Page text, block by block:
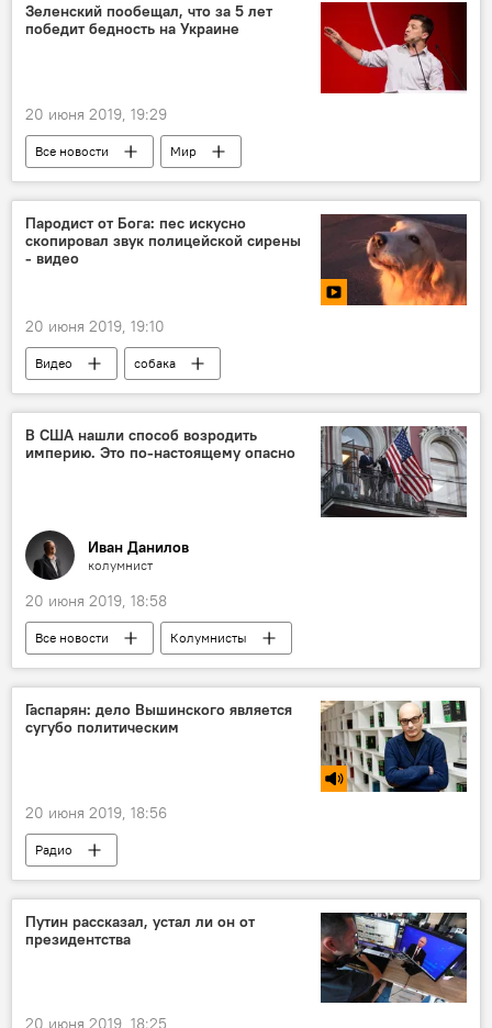
Прямая линия
Зеленский пообещал, что за 5 лет
победит бедность на Украине
20 июня 2019, 19:29
Все новости
Мир
Владимир Зеленский
Украина
бедность
Пародист от Бога: пес искусно
скопировал звук полицейской сирены
- видео
20 июня 2019, 19:10
Видео собака
В США нашли способ возродить
империю. Это по-настоящему опасно
Иван Данилов
колумнист
20 июня 2019, 18:58
Все новости
Колумнисты
Политика
Аналитика США
Гаспарян: дело Вышинского является
сугубо политическим
20 июня 2019, 18:56
Радио
Путин рассказал, устал ли он от
президентства
20 июня 2019, 18:25